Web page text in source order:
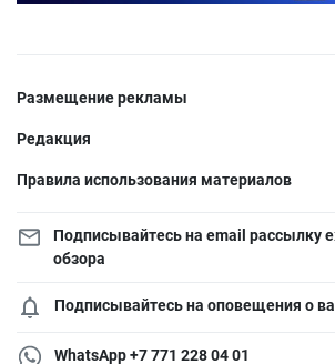
Размещение рекламы
Редакция
Правила использования материалов
Подписывайтесь на email рассылку
обзора
Подписывайтесь на оповещения о
WhatsApp +7 771 228 04 01